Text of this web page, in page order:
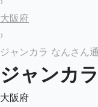
大阪府
›
ジャンカラ なんさん
ジャンカ
大阪府